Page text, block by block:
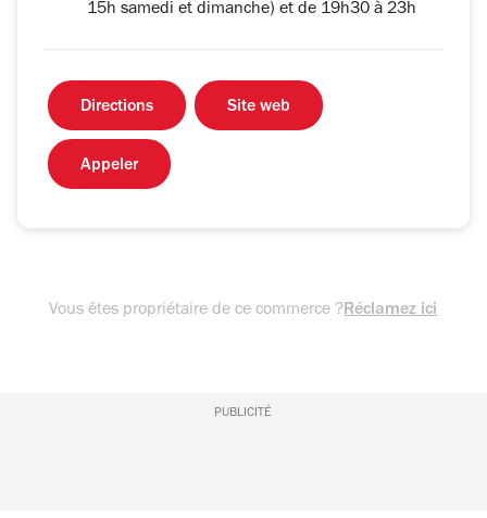
15h samedi et dimanche) et de 19h30 à 23h
Directions Site web
Appeler
Vous êtes propriétaire de ce commerce ?Réclamez ici
PUBLICITÉ